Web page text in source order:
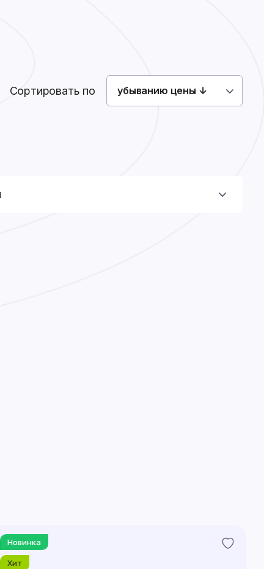
Сортировать по убыванию цены ↓
Новинка
Хит